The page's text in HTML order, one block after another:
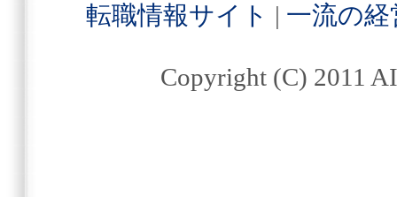
転職情報サイト | 一流の
Copyright (C) 2011